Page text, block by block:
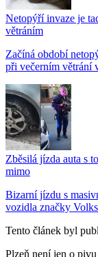
Netopýří invaze je
větráním
Začíná období
při večerním větrání
Zběsilá jízda auta s
mimo
Bizarní jízdu s
vozidla značky
Tento článek byl
Plzeň není jen o